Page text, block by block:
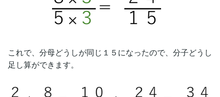
これで、分母どうしが同じ１５になったので、分子どうし
足し算ができます。